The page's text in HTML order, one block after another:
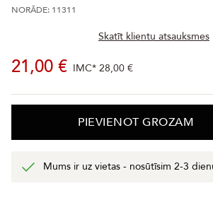
NORĀDE: 11311
Skatīt klientu atsauksmes
21,00 € IMC* 28,00 €
PIEVIENOT GROZAM
Mums ir uz vietas - nosūtīsim 2-3